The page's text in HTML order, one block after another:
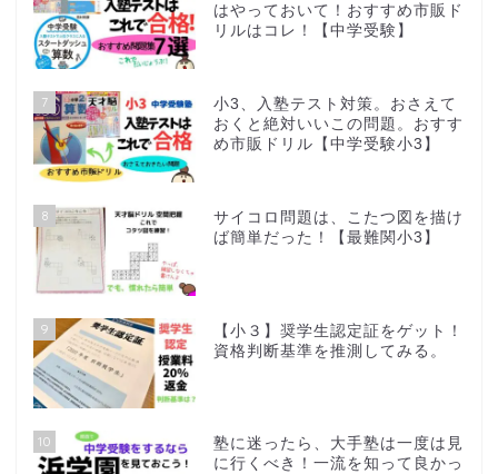
はやっておいて！おすすめ市販ド
リルはコレ！【中学受験】
7
小3、入塾テスト対策。おさえて
おくと絶対いいこの問題。おすす
め市販ドリル【中学受験小3】
8
サイコロ問題は、こたつ図を描け
ば簡単だった！【最難関小3】
9
【小３】奨学生認定証をゲット！
資格判断基準を推測してみる。
10
塾に迷ったら、大手塾は一度は見
に行くべき！一流を知って良かっ